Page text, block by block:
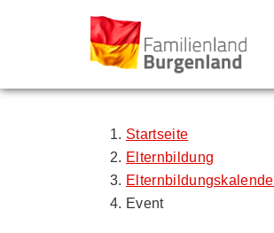
Zum Inhalt
Zum Menü
Startseite
Elternbildung
Event